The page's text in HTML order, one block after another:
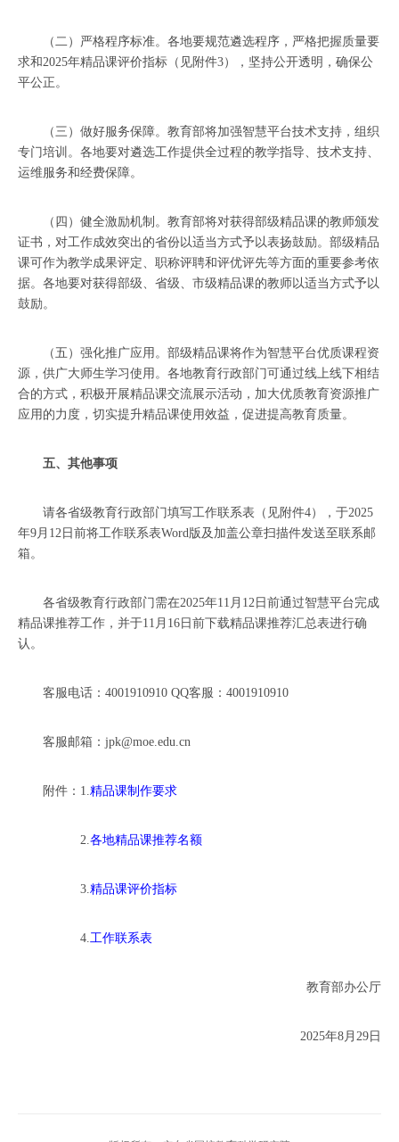
（二）严格程序标准。各地要规范遴选程序，严格把握质量要
求和2025年精品课评价指标（见附件3），坚持公开透明，确保公
平公正。
（三）做好服务保障。教育部将加强智慧平台技术支持，组织
专门培训。各地要对遴选工作提供全过程的教学指导、技术支持、
运维服务和经费保障。
（四）健全激励机制。教育部将对获得部级精品课的教师颁发
证书，对工作成效突出的省份以适当方式予以表扬鼓励。部级精品
课可作为教学成果评定、职称评聘和评优评先等方面的重要参考依
据。各地要对获得部级、省级、市级精品课的教师以适当方式予以
鼓励。
（五）强化推广应用。部级精品课将作为智慧平台优质课程资
源，供广大师生学习使用。各地教育行政部门可通过线上线下相结
合的方式，积极开展精品课交流展示活动，加大优质教育资源推广
应用的力度，切实提升精品课使用效益，促进提高教育质量。
五、其他事项
请各省级教育行政部门填写工作联系表（见附件4），于2025
年9月12日前将工作联系表Word版及加盖公章扫描件发送至联系邮
箱。
各省级教育行政部门需在2025年11月12日前通过智慧平台完成
精品课推荐工作，并于11月16日前下载精品课推荐汇总表进行确
认。
客服电话：4001910910 QQ客服：4001910910
客服邮箱：jpk@moe.edu.cn
附件：1.精品课制作要求
2.各地精品课推荐名额
3.精品课评价指标
4.工作联系表
教育部办公厅
2025年8月29日